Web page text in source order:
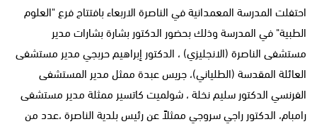
احتفلت المدرسة المعمدانية في الناصرة الاربعاء بافتتاح فرع "العلوم
الطبية" في المدرسة وذلك بحضور الدكتور بشارة بشارات مدير
مستشفى الناصرة (الانجليزي) ، الدكتور إبراهيم حربجي مدير مستشفى
العائلة المقدسة (الطلياني)، جريس عبدة ممثل مدير المستشفى
الفرنسي الدكتور سليم نخلة ، شولميت كاتسير ممثلة مدير مستشفى
رامبام، الدكتور راجي سروجي ممثلاً عن رئيس بلدية الناصرة ،عدد من